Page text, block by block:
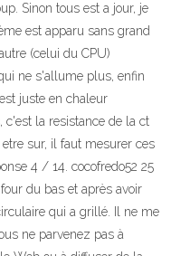
Sinon tous est a jour, je
est apparu sans grand
(celui du CPU)
ne s'allume plus, enfin
juste en chaleur
c'est la resistance de la ct
sur, il faut mesurer ces
4 / 14. cocofredo52 25
du bas et après avoir
qui a grillé. Il ne me
ne parvenez pas à